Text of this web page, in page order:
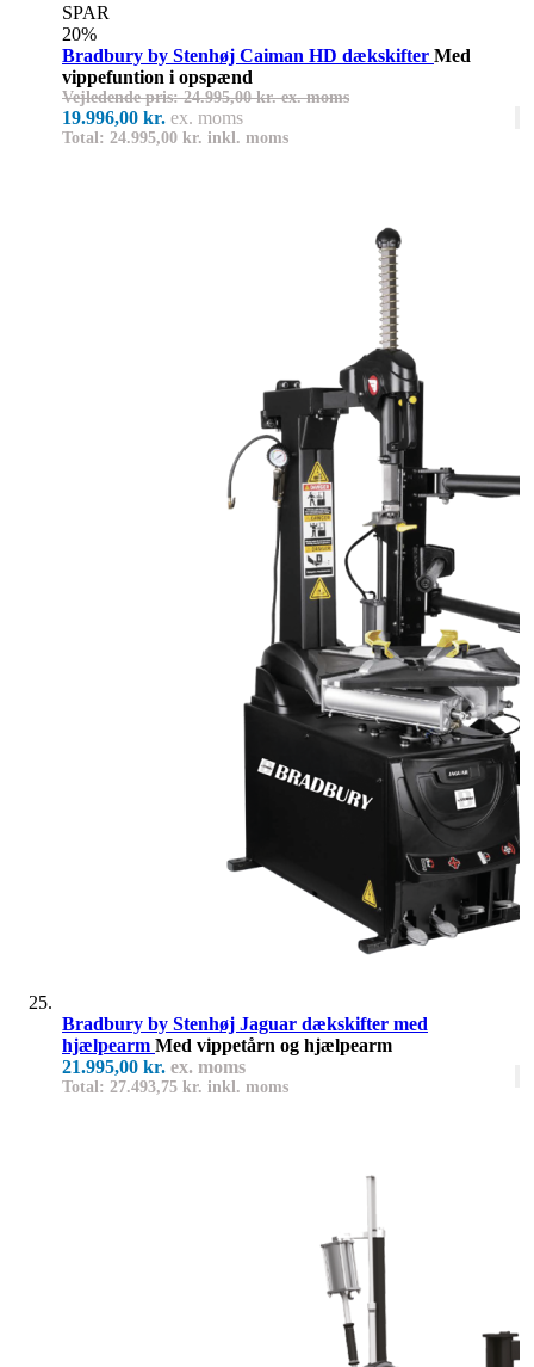
SPAR
20%
Bradbury by Stenhøj Caiman HD dækskifter Med
vippefuntion i opspænd
Vejledende pris: 24.995,00 kr. ex. moms
19.996,00 kr. ex. moms
Total: 24.995,00 kr. inkl. moms
Bradbury by Stenhøj Jaguar dækskifter med
hjælpearm Med vippetårn og hjælpearm
21.995,00 kr. ex. moms
Total: 27.493,75 kr. inkl. moms